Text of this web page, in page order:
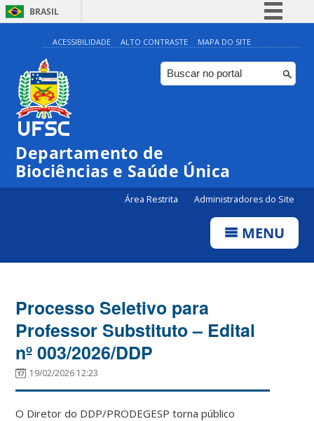
BRASIL
Simplifique!
Comunica BR
Participe
ACESSIBILIDADE ALTO CONTRASTE MAPA DO SITE
Departamento de
Biociências e Saúde Única
Área Restrita Administradores do Site
MENU
Processo Seletivo para
Professor Substituto – Edital
nº 003/2026/DDP
19/02/2026 12:23
O Diretor do DDP/PRODEGESP torna público